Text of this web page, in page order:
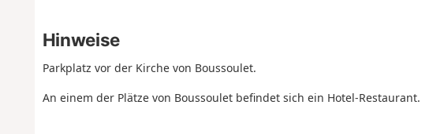
Hinweise
Parkplatz vor der Kirche von Boussoulet.
An einem der Plätze von Boussoulet befindet sich ein Hotel-Restaurant.